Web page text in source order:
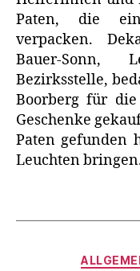
Paten, die
verpacken.
Bauer-Sonn,
Bezirksstelle,
Boorberg für
Geschenke
Paten gefunden
Leuchten